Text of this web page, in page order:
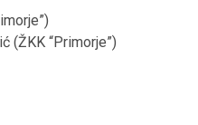
(ŽKK “Primorje”)